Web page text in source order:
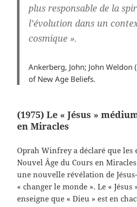
plus responsable de la
l’évolution dans un
cosmique ».
Ankerberg, John; John Weldon
of New Age Beliefs.
(1975) Le « Jésus »
en Miracles
Oprah Winfrey a déclaré que les
Nouvel Âge du Cours en
une nouvelle révélation de
« changer le monde ». Le « Jésus
enseigne que « Dieu » est en